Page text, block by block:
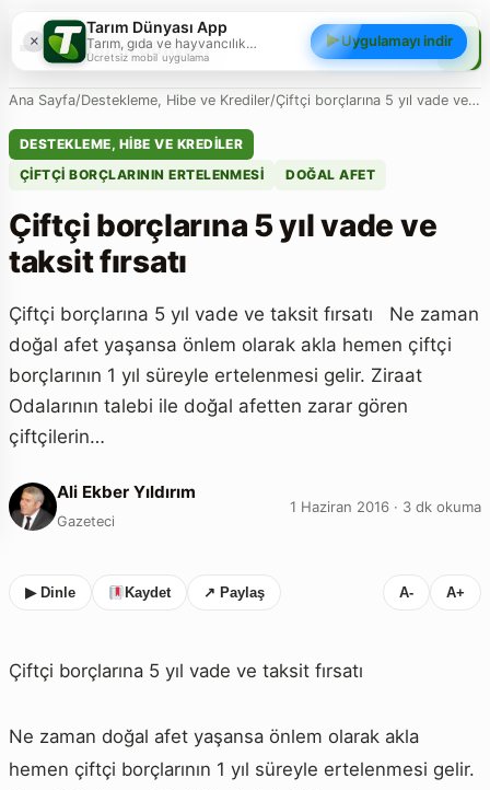
Tarım Dünyası
Ana Sayfa/Destekleme, Hibe ve Krediler/Çiftçi borçlarına 5 yıl vade ve…
DESTEKLEME, HIBE VE KREDILER
ÇIFTÇI BORÇLARININ ERTELENMESI
DOĞAL AFET
Çiftçi borçlarına 5 yıl vade ve
taksit fırsatı
Çiftçi borçlarına 5 yıl vade ve taksit fırsatı Ne zaman
doğal afet yaşansa önlem olarak akla hemen çiftçi
borçlarının 1 yıl süreyle ertelenmesi gelir. Ziraat
Odalarının talebi ile doğal afetten zarar gören
çiftçilerin…
Ali Ekber Yıldırım
Gazeteci
1 Haziran 2016 · 3 dk okuma
▶ Dinle Kaydet ↗ Paylaş A- A+
Çiftçi borçlarına 5 yıl vade ve taksit fırsatı
Ne zaman doğal afet yaşansa önlem olarak akla
hemen çiftçi borçlarının 1 yıl süreyle ertelenmesi gelir.
×
Tarım Dünyası App
Tarım, gıda ve hayvancılık
gündemini; haberler, yazılar, videolar
ve piyasa verileriyle cebinizden
takip edin.
Ücretsiz mobil uygulama
Uygulamayı indir